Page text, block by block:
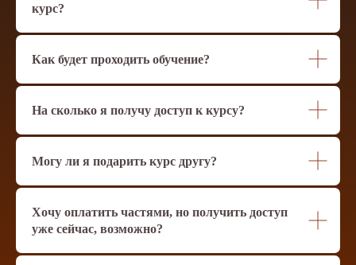
курс?
Как будет проходить обучение?
На сколько я получу доступ к курсу?
Могу ли я подарить курс другу?
Хочу оплатить частями, но получить доступ
уже сейчас, возможно?